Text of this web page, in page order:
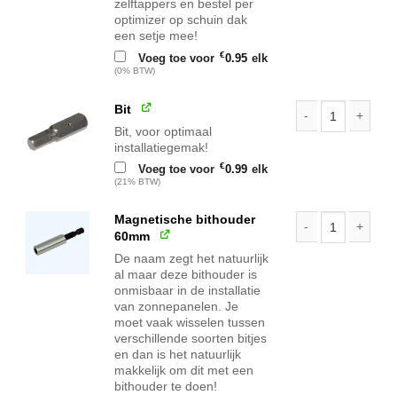
zelftappers en bestel per
optimizer op schuin dak
een setje mee!
Voeg toe voor €0.95 elk
(0% BTW)
Bit
Bit, voor optimaal
installatiegemak!
Voeg toe voor €0.99 elk
(21% BTW)
Magnetische bithouder
60mm
De naam zegt het natuurlijk
al maar deze bithouder is
onmisbaar in de installatie
van zonnepanelen. Je
moet vaak wisselen tussen
verschillende soorten bitjes
en dan is het natuurlijk
makkelijk om dit met een
bithouder te doen!